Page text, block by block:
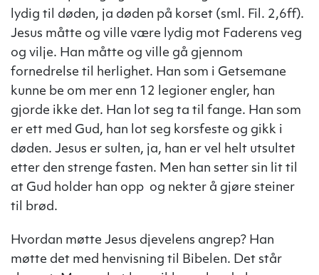
lydig til døden, ja døden på korset (sml. Fil. 2,6ff).
Jesus måtte og ville være lydig mot Faderens veg
og vilje. Han måtte og ville gå gjennom
fornedrelse til herlighet. Han som i Getsemane
kunne be om mer enn 12 legioner engler, han
gjorde ikke det. Han lot seg ta til fange. Han som
er ett med Gud, han lot seg korsfeste og gikk i
døden. Jesus er sulten, ja, han er vel helt utsultet
etter den strenge fasten. Men han setter sin lit til
at Gud holder han opp og nekter å gjøre steiner
til brød.
Hvordan møtte Jesus djevelens angrep? Han
møtte det med henvisning til Bibelen. Det står